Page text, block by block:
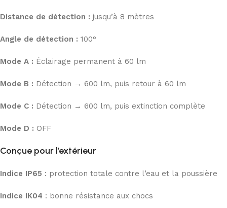
Distance de détection : jusqu’à 8 mètres
Angle de détection : 100°
Mode A : Éclairage permanent à 60 lm
Mode B : Détection → 600 lm, puis retour à 60 lm
Mode C : Détection → 600 lm, puis extinction complète
Mode D : OFF
Conçue pour l’extérieur
Indice IP65 : protection totale contre l’eau et la poussière
Indice IK04 : bonne résistance aux chocs